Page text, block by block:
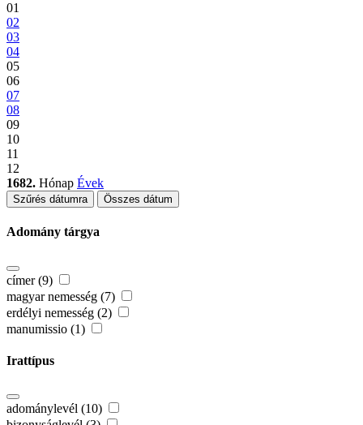
01
02
03
04
05
06
07
08
09
10
11
12
1682. Hónap Évek
Szűrés dátumra Összes dátum
Adomány tárgya
címer (9)
magyar nemesség (7)
erdélyi nemesség (2)
manumissio (1)
Irattípus
adománylevél (10)